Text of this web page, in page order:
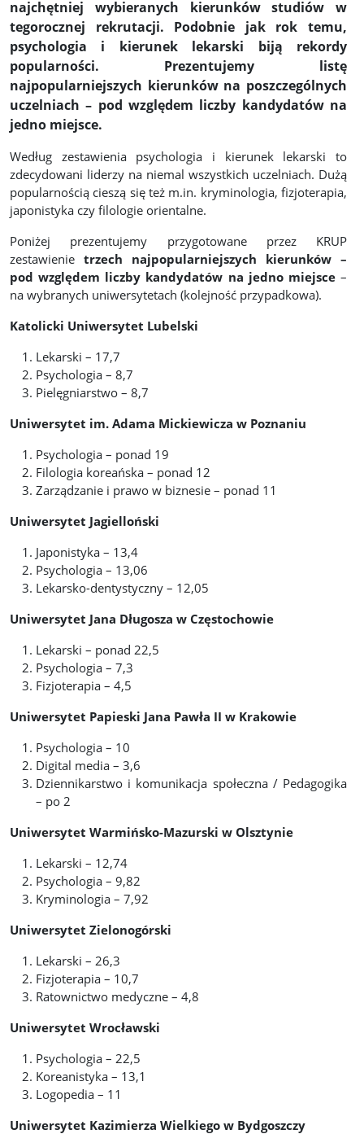
najchętniej wybieranych kierunków studiów w
tegorocznej rekrutacji. Podobnie jak rok temu,
psychologia i kierunek lekarski biją rekordy
popularności. Prezentujemy listę
najpopularniejszych kierunków na poszczególnych
uczelniach – pod względem liczby kandydatów na
jedno miejsce.
Według zestawienia psychologia i kierunek lekarski to
zdecydowani liderzy na niemal wszystkich uczelniach. Dużą
popularnością cieszą się też m.in. kryminologia, fizjoterapia,
japonistyka czy filologie orientalne.
Poniżej prezentujemy przygotowane przez KRUP
zestawienie trzech najpopularniejszych kierunków –
pod względem liczby kandydatów na jedno miejsce –
na wybranych uniwersytetach (kolejność przypadkowa).
Katolicki Uniwersytet Lubelski
Lekarski – 17,7
Psychologia – 8,7
Pielęgniarstwo – 8,7
Uniwersytet im. Adama Mickiewicza w Poznaniu
Psychologia – ponad 19
Filologia koreańska – ponad 12
Zarządzanie i prawo w biznesie – ponad 11
Uniwersytet Jagielloński
Japonistyka – 13,4
Psychologia – 13,06
Lekarsko-dentystyczny – 12,05
Uniwersytet Jana Długosza w Częstochowie
Lekarski – ponad 22,5
Psychologia – 7,3
Fizjoterapia – 4,5
Uniwersytet Papieski Jana Pawła II w Krakowie
Psychologia – 10
Digital media – 3,6
Dziennikarstwo i komunikacja społeczna / Pedagogika
– po 2
Uniwersytet Warmińsko-Mazurski w Olsztynie
Lekarski – 12,74
Psychologia – 9,82
Kryminologia – 7,92
Uniwersytet Zielonogórski
Lekarski – 26,3
Fizjoterapia – 10,7
Ratownictwo medyczne – 4,8
Uniwersytet Wrocławski
Psychologia – 22,5
Koreanistyka – 13,1
Logopedia – 11
Uniwersytet Kazimierza Wielkiego w Bydgoszczy